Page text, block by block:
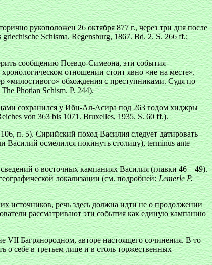
рукоположен 26 октября 877 г., через три дня после
Schisma. Regensburg, 1867. Bd. 2. S. 266 ff.;
сообщению Псевдо-Симеона, эти события
отношении стоит явно «не на месте».
«милостивого» обхождения с преступниками. Судя по
The Photian Schism. P. 244).
сохранился у Ибн-Ал-Асира под 263 годом хиджры
von 363 bis 1071. Bruxelles, 1935. S. 60 ff.).
п. 5). Сирийский поход Василия следует датировать
осмелился покинуть столицу), terminus ante
о восточных кампаниях Василия (главки 46—49).
локализации (см. подробней:Lemerle P.
источников, речь здесь должна идти не о продолжении
рассматривают эти события как единую кампанию
VII Багрянородном, авторе настоящего сочинения. В то
себе в третьем лице и в столь торжественных